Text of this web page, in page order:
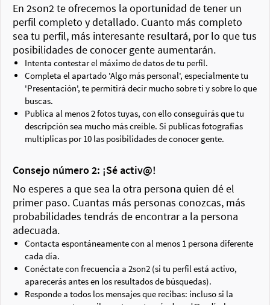
En 2son2 te ofrecemos la oportunidad de tener un
perfil completo y detallado. Cuanto más completo
sea tu perfil, más interesante resultará, por lo que tus
posibilidades de conocer gente aumentarán.
Intenta contestar el máximo de datos de tu perfil.
Completa el apartado 'Algo más personal', especialmente tu
'Presentación', te permitirá decir mucho sobre ti y sobre lo que
buscas.
Publica al menos 2 fotos tuyas, con ello conseguirás que tu
descripción sea mucho más creíble. Si publicas fotografías
multiplicas por 10 las posibilidades de conocer gente.
Consejo número 2: ¡Sé activ@!
No esperes a que sea la otra persona quien dé el
primer paso. Cuantas más personas conozcas, más
probabilidades tendrás de encontrar a la persona
adecuada.
Contacta espontáneamente con al menos 1 persona diferente
cada día.
Conéctate con frecuencia a 2son2 (si tu perfil está activo,
aparecerás antes en los resultados de búsquedas).
Responde a todos los mensajes que recibas: incluso si la